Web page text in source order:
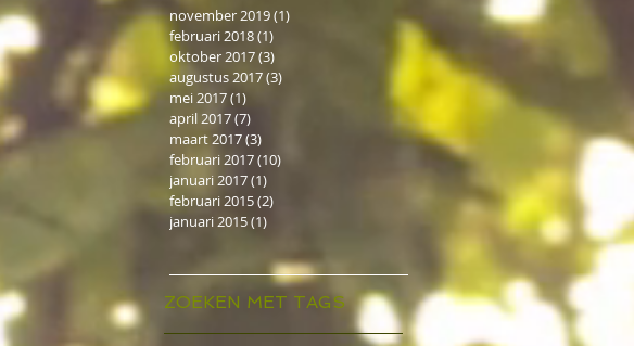
november 2019(1)
februari 2018(1)
oktober 2017(3)
augustus 2017(3)
mei 2017(1)
april 2017(7)
maart 2017(3)
februari 2017(10)
januari 2017(1)
februari 2015(2)
januari 2015(1)
ZOEKEN MET TAGS